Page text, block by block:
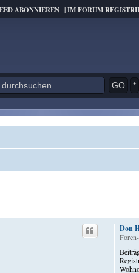
ABONNIEREN |IM FORUM
*
Don